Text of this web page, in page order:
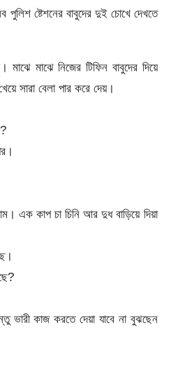
ষ্টেশনের বাবুদের দুই চোখে দেখতে
মাঝে নিজের টিফিন বাবুদের দিয়ে
সারা বেলা পার করে দেয়।
এক কাপ চা চিনি আর দুধ বাড়িয়ে দিয়া
কাজ করতে দেয়া যাবে না বুঝছেন